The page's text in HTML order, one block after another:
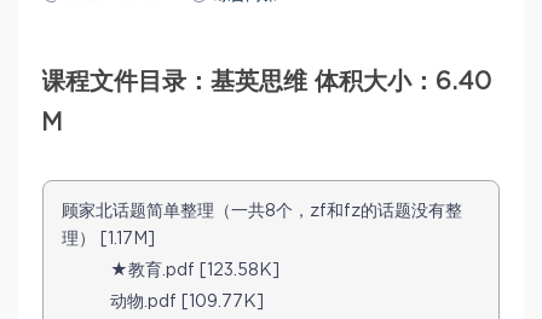
课程文件目录：基英思维 体积大小：6.40
M
顾家北话题简单整理（一共8个，zf和fz的话题没有整
理） [1.17M]
★教育.pdf [123.58K]
动物.pdf [109.77K]